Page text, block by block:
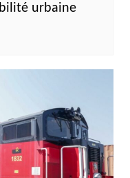
urbaine